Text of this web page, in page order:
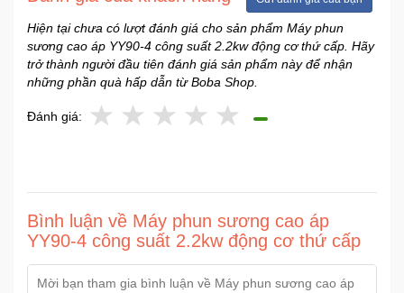
Hiện tại chưa có lượt đánh giá cho sản phẩm Máy phun
sương cao áp YY90-4 công suất 2.2kw động cơ thứ cấp. Hãy
trở thành người đầu tiên đánh giá sản phẩm này để nhận
những phần quà hấp dẫn từ Boba Shop.
Đánh giá:
Bình luận về Máy phun sương cao áp
YY90-4 công suất 2.2kw động cơ thứ cấp